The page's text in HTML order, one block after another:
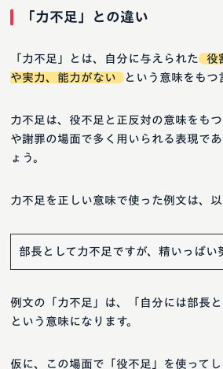
「力不足」との違い
「力不足」とは、自分に与えられた
役
や実力、能力がない
という意味をもつ
力不足は、役不足と正反対の意味をも
や謝罪の場面で多く用いられる表現で
ょう。
力不足を正しい意味で使った例文は、以
部長として力不足ですが、精いっぱい
例文の「力不足」は、「自分には部長と
という意味になります。
仮に、この場面で「役不足」を使って